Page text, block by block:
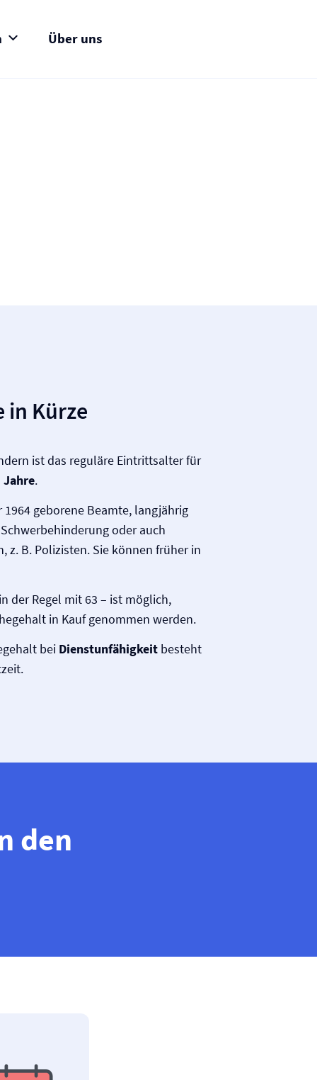
Über uns
in Kürze
ist das reguläre Eintrittsalter für
Jahre.
geborene Beamte, langjährig
oder auch
z. B. Polizisten. Sie können früher in
der Regel mit 63 – ist möglich,
in Kauf genommen werden.
bei Dienstunfähigkeit besteht
den